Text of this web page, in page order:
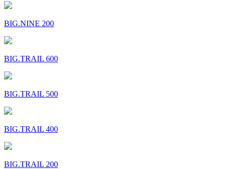
BIG.NINE 200
BIG.TRAIL 600
BIG.TRAIL 500
BIG.TRAIL 400
BIG.TRAIL 200